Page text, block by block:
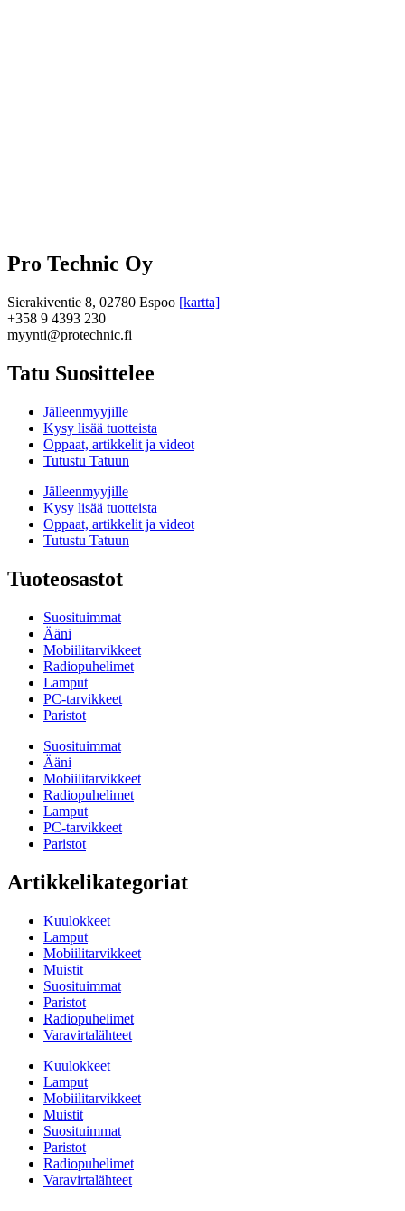
Pro Technic Oy
Sierakiventie 8, 02780 Espoo [kartta]
+358 9 4393 230
myynti@protechnic.fi
Tatu Suosittelee
Jälleenmyyjille
Kysy lisää tuotteista
Oppaat, artikkelit ja videot
Tutustu Tatuun
Jälleenmyyjille
Kysy lisää tuotteista
Oppaat, artikkelit ja videot
Tutustu Tatuun
Tuoteosastot
Suosituimmat
Ääni
Mobiilitarvikkeet
Radiopuhelimet
Lamput
PC-tarvikkeet
Paristot
Suosituimmat
Ääni
Mobiilitarvikkeet
Radiopuhelimet
Lamput
PC-tarvikkeet
Paristot
Artikkelikategoriat
Kuulokkeet
Lamput
Mobiilitarvikkeet
Muistit
Suosituimmat
Paristot
Radiopuhelimet
Varavirtalähteet
Kuulokkeet
Lamput
Mobiilitarvikkeet
Muistit
Suosituimmat
Paristot
Radiopuhelimet
Varavirtalähteet